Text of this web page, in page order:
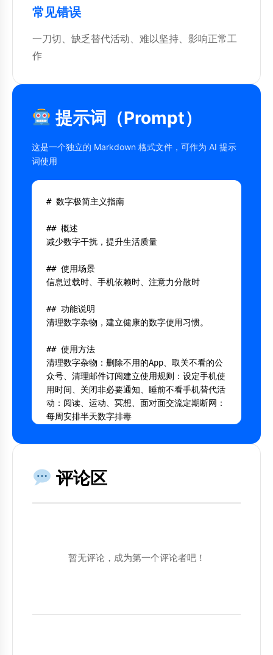
常见错误
一刀切、缺乏替代活动、难以坚持、影响正常工
作
提示词（Prompt）
这是一个独立的 Markdown 格式文件，可作为 AI 提示
词使用
# 数字极简主义指南
## 概述
减少数字干扰，提升生活质量
## 使用场景
信息过载时、手机依赖时、注意力分散时
## 功能说明
清理数字杂物，建立健康的数字使用习惯。
## 使用方法
清理数字杂物：删除不用的App、取关不看的公
众号、清理邮件订阅建立使用规则：设定手机使
用时间、关闭非必要通知、睡前不看手机替代活
动：阅读、运动、冥想、面对面交流定期断网：
每周安排半天数字排毒
---
## AI 提示词
背景：减少数字干扰，提升生活质量
2. 提供具体建议
评论区
暂无评论，成为第一个评论者吧！